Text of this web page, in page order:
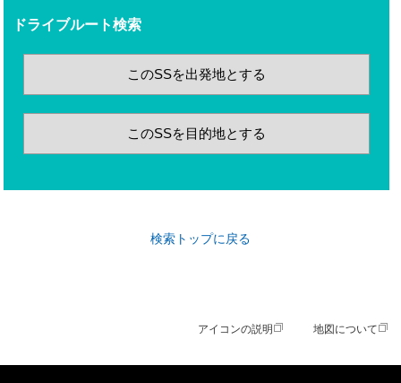
ドライブルート検索
このSSを出発地とする
このSSを目的地とする
検索トップに戻る
アイコンの説明 地図について